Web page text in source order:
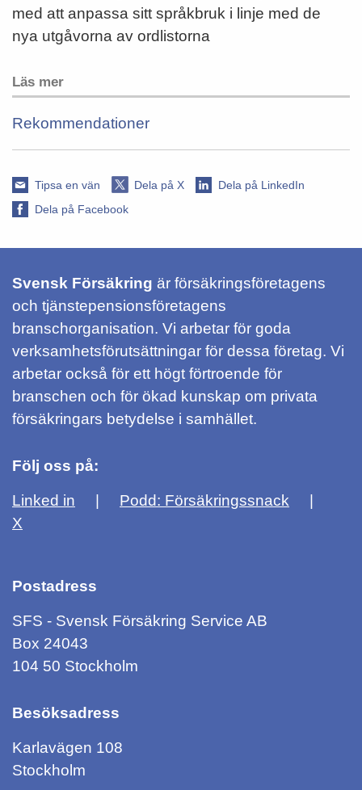
med att anpassa sitt språkbruk i linje med de
nya utgåvorna av ordlistorna
Läs mer
Rekommendationer
Tipsa en vän Dela på X
Dela på LinkedIn
Dela på Facebook
Svensk Försäkring är försäkringsföretagens
och tjänstepensionsföretagens
branschorganisation. Vi arbetar för goda
verksamhetsförutsättningar för dessa företag. Vi
arbetar också för ett högt förtroende för
branschen och för ökad kunskap om privata
försäkringars betydelse i samhället.
Följ oss på:
Linked in
Podd: Försäkringssnack
X
Postadress
SFS - Svensk Försäkring Service AB
Box 24043
104 50 Stockholm
Besöksadress
Karlavägen 108
Stockholm